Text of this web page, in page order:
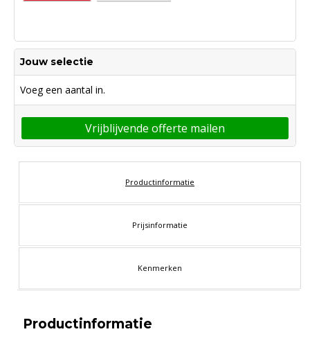
Jouw selectie
Voeg een aantal in.
Vrijblijvende offerte mailen
Productinformatie
Prijsinformatie
Kenmerken
Productinformatie